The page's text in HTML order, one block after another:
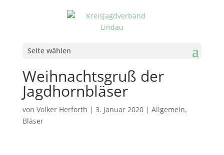
Seite wählen
Weihnachtsgruß der
Jagdhornbläser
von Volker Herforth | 3. Januar 2020| Allgemein,
Bläser